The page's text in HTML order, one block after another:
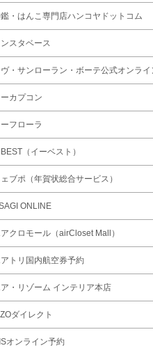
・はんこ専門店ハンコヤドットコム
スタベース
・サンローラン・ボーテ公式オンライ
カプコン
フローラ
BEST（イーベスト）
ブポ（年賀状総合サービス）
ONLINE
クロモール（airCloset Mall）
トリ国内航空券予約
・リゾーム インテリア本店
ダイレクト
オンライン予約